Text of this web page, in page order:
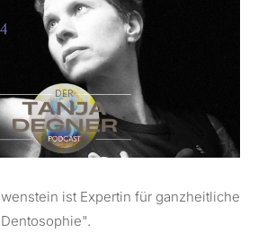
ist Expertin für ganzheitliche